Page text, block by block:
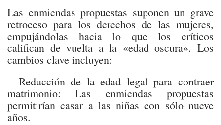
Las enmiendas propuestas suponen un grave
retroceso para los derechos de las mujeres,
empujándolas hacia lo que los críticos
califican de vuelta a la «edad oscura». Los
cambios clave incluyen:
– Reducción de la edad legal para contraer
matrimonio: Las enmiendas propuestas
permitirían casar a las niñas con sólo nueve
años.